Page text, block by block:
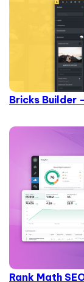
Bricks Builder
Rank Math